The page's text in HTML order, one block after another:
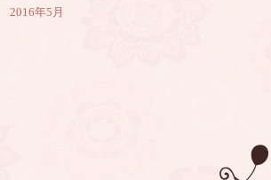
2016年5月